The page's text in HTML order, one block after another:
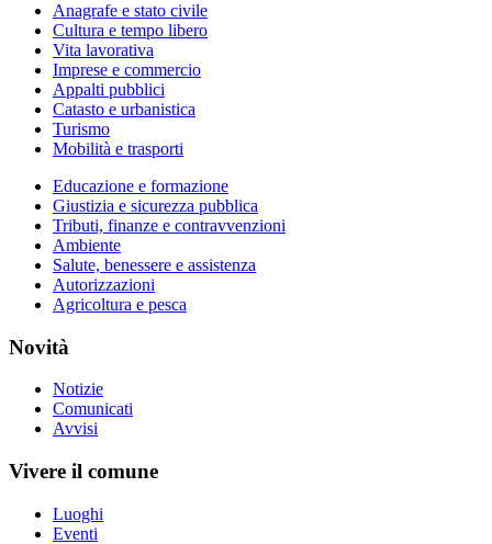
Anagrafe e stato civile
Cultura e tempo libero
Vita lavorativa
Imprese e commercio
Appalti pubblici
Catasto e urbanistica
Turismo
Mobilità e trasporti
Educazione e formazione
Giustizia e sicurezza pubblica
Tributi, finanze e contravvenzioni
Ambiente
Salute, benessere e assistenza
Autorizzazioni
Agricoltura e pesca
Novità
Notizie
Comunicati
Avvisi
Vivere il comune
Luoghi
Eventi